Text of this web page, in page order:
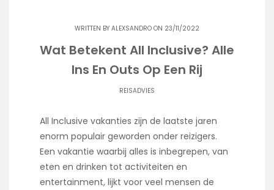
WRITTEN BY ALEXSANDRO ON 23/11/2022
Wat Betekent All Inclusive? Alle
Ins En Outs Op Een Rij
REISADVIES
All Inclusive vakanties zijn de laatste jaren
enorm populair geworden onder reizigers.
Een vakantie waarbij alles is inbegrepen, van
eten en drinken tot activiteiten en
entertainment, lijkt voor veel mensen de